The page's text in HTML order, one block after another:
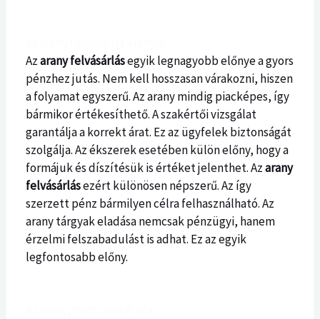
Azarany felvásárlásegyik legnagyobb előnye a gyors
pénzhez jutás. Nem kell hosszasan várakozni, hiszen
a folyamat egyszerű. Az arany mindig piacképes, így
bármikor értékesíthető. A szakértői vizsgálat
garantálja a korrekt árat. Ez az ügyfelek biztonságát
szolgálja. Az ékszerek esetében külön előny, hogy a
formájuk és díszítésük is értéket jelenthet. Azarany
felvásárlásezért különösen népszerű. Az így
szerzett pénz bármilyen célra felhasználható. Az
arany tárgyak eladása nemcsak pénzügyi, hanem
érzelmi felszabadulást is adhat. Ez az egyik
legfontosabb előny.